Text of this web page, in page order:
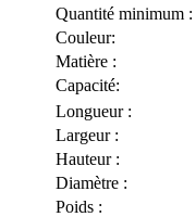
Quantité minimum :
Couleur:
Matière :
Capacité:
Longueur :
Largeur :
Hauteur :
Diamètre :
Poids :